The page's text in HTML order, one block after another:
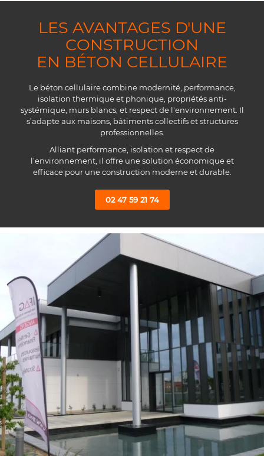
LES AVANTAGES D'UNE
CONSTRUCTION
EN BÉTON CELLULAIRE
Le béton cellulaire combine modernité, performance,
isolation thermique et phonique, propriétés anti-
systémique, murs blancs, et respect de l'environnement. Il
s’adapte aux maisons, bâtiments collectifs et structures
professionnelles.
Alliant performance, isolation et respect de
l’environnement, il offre une solution économique et
efficace pour une construction moderne et durable.
02 47 59 21 74